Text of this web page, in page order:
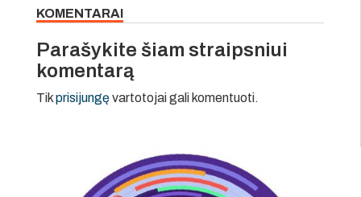
KOMENTARAI
Parašykite šiam straipsniui
komentarą
Tikprisijungęvartotojai gali komentuoti.